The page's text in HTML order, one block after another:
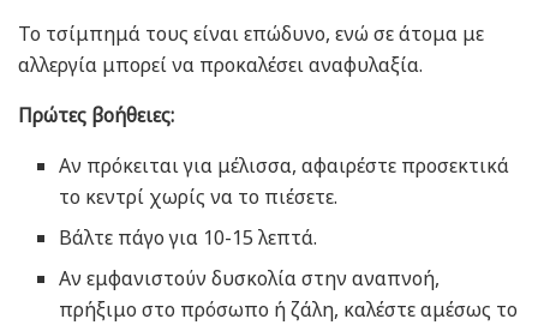
Το τσίμπημά τους είναι επώδυνο, ενώ σε άτομα με
αλλεργία μπορεί να προκαλέσει αναφυλαξία.
Πρώτες βοήθειες:
Αν πρόκειται για μέλισσα, αφαιρέστε προσεκτικά
το κεντρί χωρίς να το πιέσετε.
Βάλτε πάγο για 10-15 λεπτά.
Αν εμφανιστούν δυσκολία στην αναπνοή,
πρήξιμο στο πρόσωπο ή ζάλη, καλέστε αμέσως το